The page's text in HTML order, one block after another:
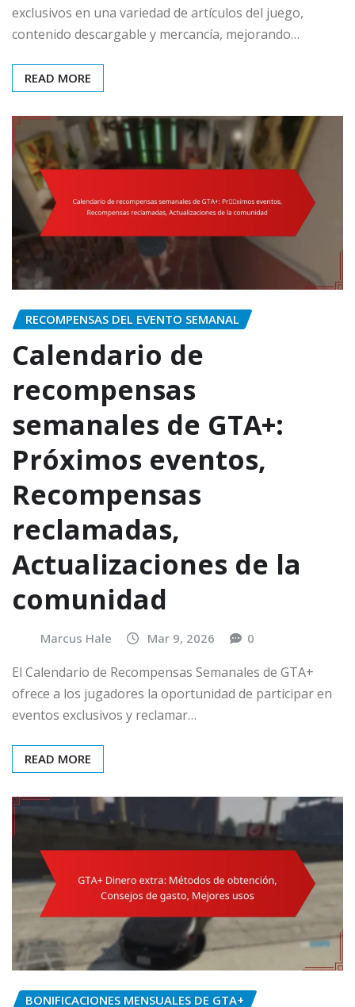
exclusivos en una variedad de artículos del juego,
contenido descargable y mercancía, mejorando…
READ MORE
RECOMPENSAS DEL EVENTO SEMANAL
Calendario de
recompensas
semanales de GTA+:
Próximos eventos,
Recompensas
reclamadas,
Actualizaciones de la
comunidad
Marcus Hale Mar 9, 2026 0
El Calendario de Recompensas Semanales de GTA+
ofrece a los jugadores la oportunidad de participar en
eventos exclusivos y reclamar…
READ MORE
BONIFICACIONES MENSUALES DE GTA+